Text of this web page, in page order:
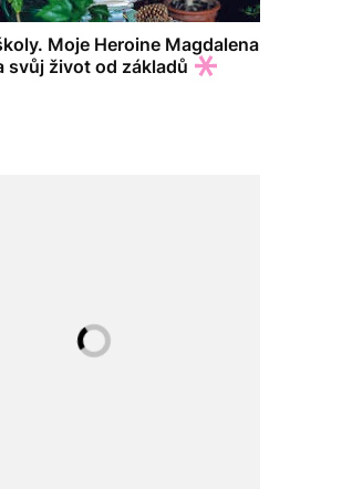
Moje Heroine Magdalena
svůj život od základů